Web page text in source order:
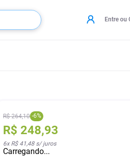
Entre ou
R$ 264,10 -6%
R$ 248,93
6x R$ 41,48s/ juros
Carregando...